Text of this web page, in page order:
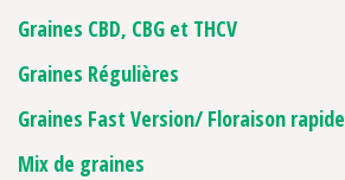
Graines CBD, CBG et THCV
Graines Régulières
Graines Fast Version/ Floraison rapide
Mix de graines